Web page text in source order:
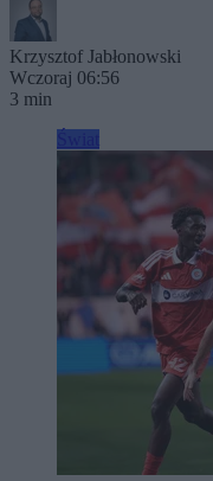
Krzysztof Jabłonowski
Wczoraj 06:56
3 min